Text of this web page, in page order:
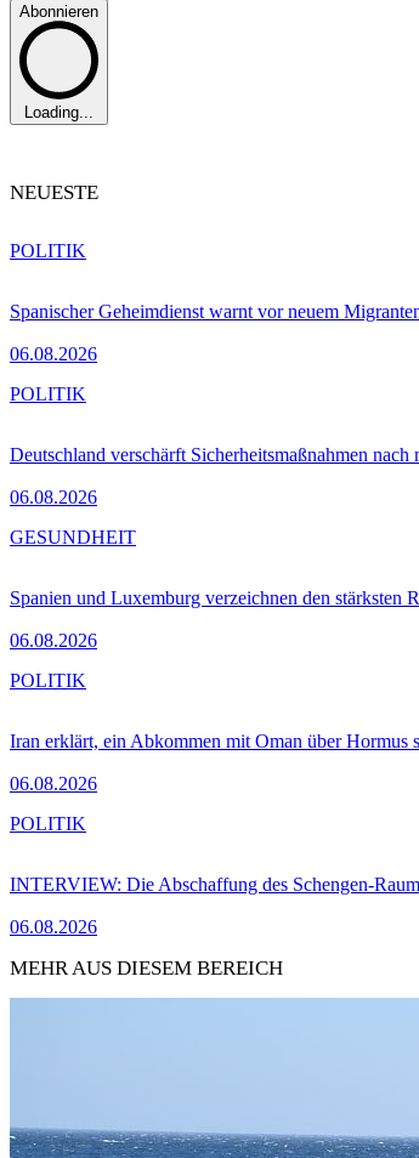
Abonnieren
Loading...
NEUESTE
Spanischer Geheimdienst warnt vor neuem
06.08.2026
POLITIK
Deutschland verschärft Sicherheitsmaßnahmen
06.08.2026
POLITIK
Spanien und Luxemburg verzeichnen den stärksten
06.08.2026
GESUNDHEIT
Iran erklärt, ein Abkommen mit Oman über Hormus
06.08.2026
POLITIK
INTERVIEW: Die Abschaffung des Schengen-
06.08.2026
POLITIK
MEHR AUS DIESEM BEREICH